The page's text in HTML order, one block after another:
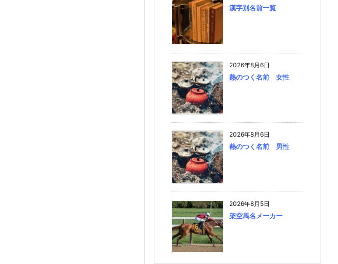
漢字別名前一覧
2026年8月6日
熱のつく名前 女性
2026年8月6日
熱のつく名前 男性
2026年8月5日
架空馬名メーカー